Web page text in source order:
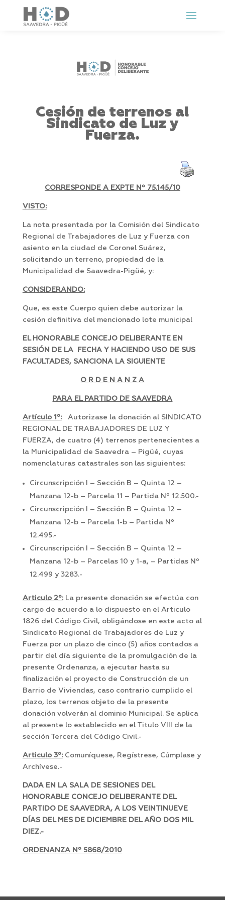
Cesión de terrenos al
Sindicato de Luz y
Fuerza.
CORRESPONDE A EXPTE Nº 75.145/10
VISTO:
La nota presentada por la Comisión del Sindicato
Regional de Trabajadores de Luz y Fuerza con
asiento en la ciudad de Coronel Suárez,
solicitando un terreno, propiedad de la
Municipalidad de Saavedra-Pigüé, y:
CONSIDERANDO:
Que, es este Cuerpo quien debe autorizar la
cesión definitiva del mencionado lote municipal
EL HONORABLE CONCEJO DELIBERANTE EN
SESIÓN DE LA FECHA Y HACIENDO USO DE SUS
FACULTADES, SANCIONA LA SIGUIENTE
O R D E N A N Z A
PARA EL PARTIDO DE SAAVEDRA
Artículo 1º:Autorizase la donación al SINDICATO
REGIONAL DE TRABAJADORES DE LUZ Y
FUERZA, de cuatro (4) terrenos pertenecientes a
la Municipalidad de Saavedra – Pigüé, cuyas
nomenclaturas catastrales son las siguientes:
Circunscripción I – Sección B – Quinta 12 –
Manzana 12-b – Parcela 11 – Partida Nº 12.500.-
Circunscripción I – Sección B – Quinta 12 –
Manzana 12-b – Parcela 1-b – Partida Nº
12.495.-
Circunscripción I – Sección B – Quinta 12 –
Manzana 12-b – Parcelas 10 y 1-a, – Partidas Nº
12.499 y 3283.-
Articulo 2º:La presente donación se efectúa con
cargo de acuerdo a lo dispuesto en el Articulo
1826 del Código Civil, obligándose en este acto al
Sindicato Regional de Trabajadores de Luz y
Fuerza por un plazo de cinco (5) años contados a
partir del día siguiente de la promulgación de la
presente Ordenanza, a ejecutar hasta su
finalización el proyecto de Construcción de un
Barrio de Viviendas, caso contrario cumplido el
plazo, los terrenos objeto de la presente
donación volverán al dominio Municipal. Se aplica
al presente lo establecido en el Titulo VIII de la
sección Tercera del Código Civil.-
Articulo 3º:Comuníquese, Regístrese, Cúmplase y
Archívese.-
DADA EN LA SALA DE SESIONES DEL
HONORABLE CONCEJO DELIBERANTE DEL
PARTIDO DE SAAVEDRA, A LOS VEINTINUEVE
DÍAS DEL MES DE DICIEMBRE DEL AÑO DOS MIL
DIEZ.-
ORDENANZA Nº 5868/2010